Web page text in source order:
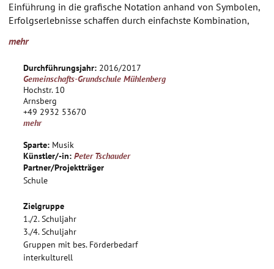
home Impressum Datenschutz Kontakt
Einführung in die grafische Notation anhand von Symbolen,
Erfolgserlebnisse schaffen durch einfachste Kombination,
Bodypercussion
Vertiefung und Einarbeitung, Routine schaffen,
Zusammenhalt der Gruppe durch gemeinsames Spiel,
Kreativität fördern und Vorschläge der Gruppe gemeinsam
umsetzen, Vermittlung der Bestandteile und des Aufbaus
eines Trommelstücks
Phase 4:
Arbeit mit dem Instrument, Möglichkeit der Umsetzung im
Spiel durch Lieder oder andere Texte oder Gedichte, aus
denen ein Trommelrhythmus und Sprechgesang kreiert
ausprobiert. Durch das Spielerische werden Hemmnisse,
Stress und Leistungsdruck abgebaut.
Phase 5:
Die Kinder lernen, vorgegebene oder selbst ausgesuchte
Lieder umzusetzen und mit Rhythmus zu unterlegen. Weiteres
mehr
Durchführungsjahr: 2016/2017
Gemeinschafts-Grundschule Mühlenberg
Hochstr. 10
Arnsberg
+49 2932 53670
mehr
Sparte: Musik
Künstler/-in: Peter Tschauder
Partner/Projektträger
Schule
Zielgruppe
1./2. Schuljahr
3./4. Schuljahr
Gruppen mit bes. Förderbedarf
interkulturell